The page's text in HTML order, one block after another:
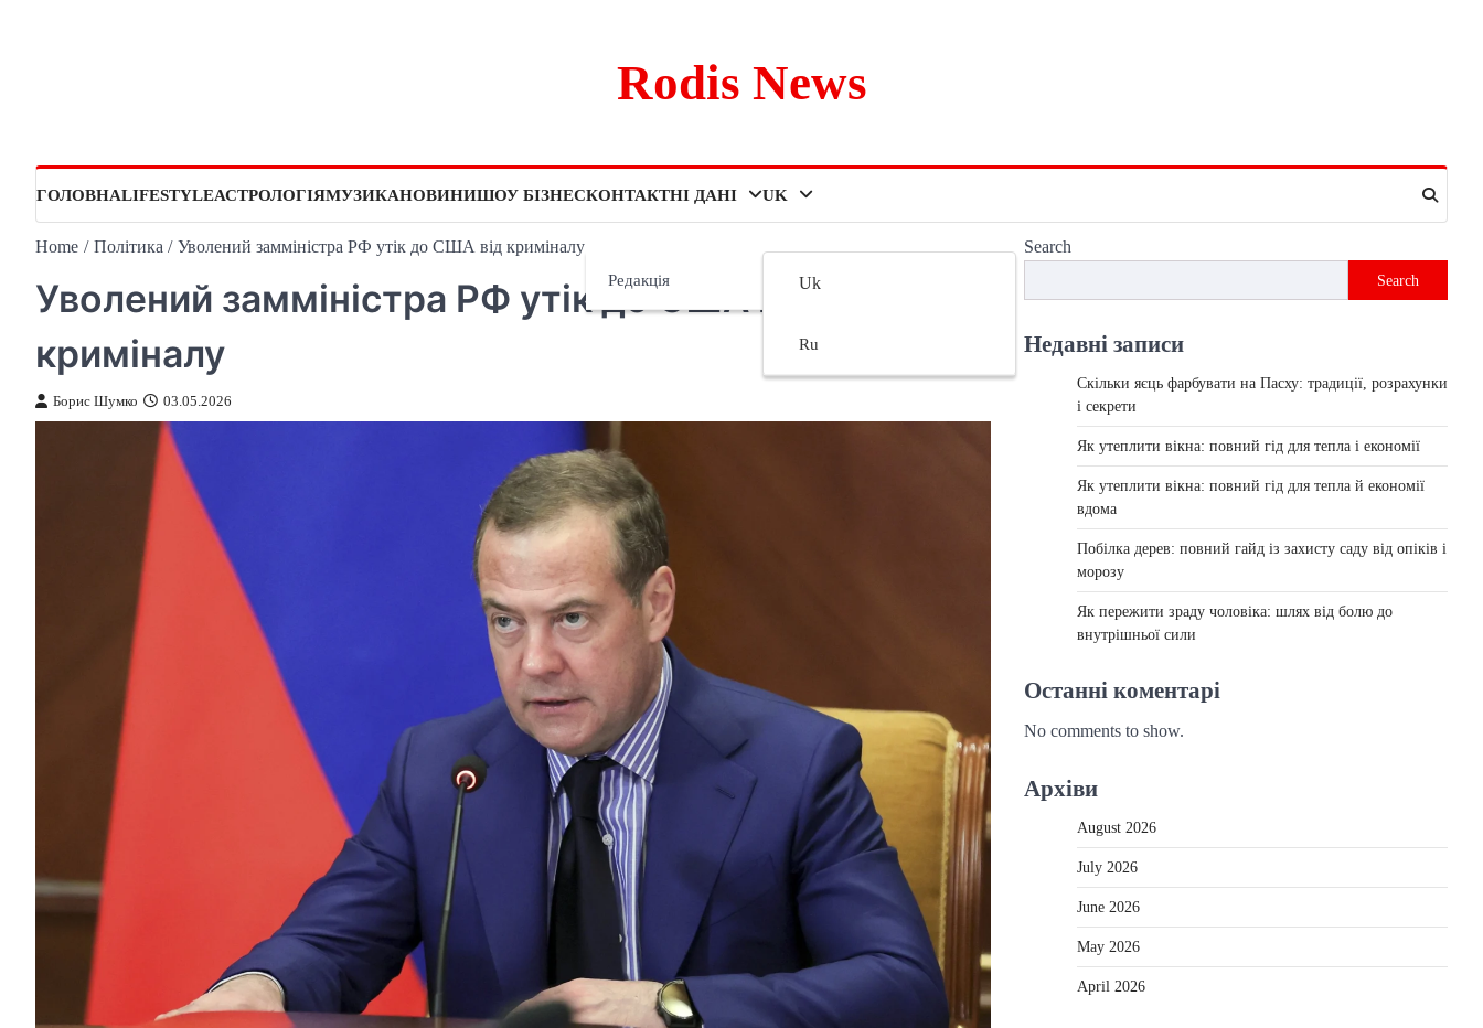
Rodis News
ГОЛОВНАLIFESTYLEАСТРОЛОГІЯМУЗИКАНОВИНИШОУ БІЗНЕСКОНТАКТНІ ДАНІ
Редакція
UK
Uk
Ru
Home Політика Уволений замміністра РФ утік до США від криміналу
Уволений замміністра РФ утік до США від
криміналу
Борис Шумко 03.05.2026
Search
Search
Недавні записи
Скільки яєць фарбувати на Пасху: традиції, розрахунки
і секрети
Як утеплити вікна: повний гід для тепла і економії
Як утеплити вікна: повний гід для тепла й економії
вдома
Побілка дерев: повний гайд із захисту саду від опіків і
морозу
Як пережити зраду чоловіка: шлях від болю до
внутрішньої сили
Останні коментарі
No comments to show.
Архіви
August 2026
July 2026
June 2026
May 2026
April 2026